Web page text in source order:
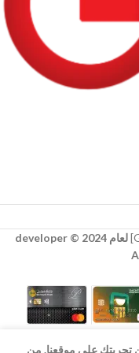
لعام 2024 © developer
تجربتك على موقعنا. من